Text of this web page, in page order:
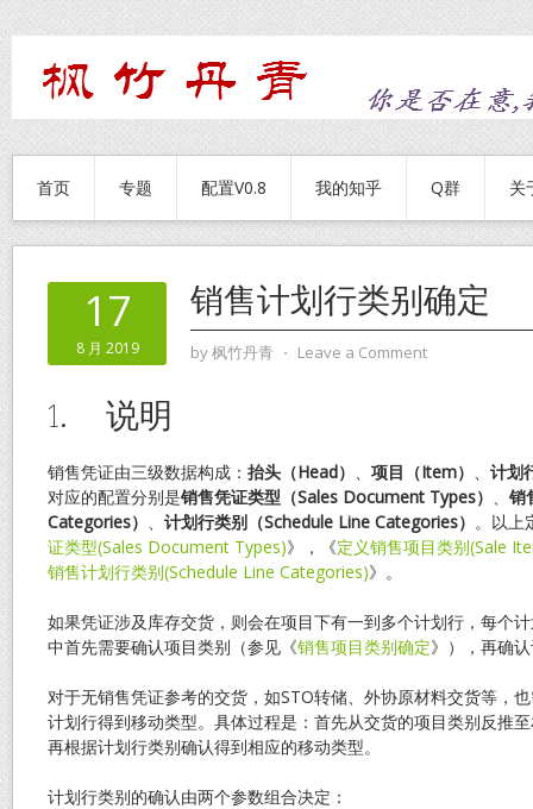
首页 专题 配置V0.8 我的知乎 Q群 关
17
8 月 2019
销售计划行类别确定
by枫竹丹青 ⋅ Leave a Comment
1. 说明
销售凭证由三级数据构成： 抬头（Head） 、 项目（Item） 、 计划
对应的配置分别是销售凭证类型（Sales Document Types） 、 销
Categories） 、 计划行类别（Schedule Line Categories） 。以上
证类型(Sales Document Types)》，《定义销售项目类别(Sale
销售计划行类别(Schedule Line Categories)》。
如果凭证涉及库存交货，则会在项目下有一到多个计划行，每个
中首先需要确认项目类别（参见《销售项目类别确定》），再确
对于无销售凭证参考的交货，如STO转储、外协原材料交货等，
计划行得到移动类型。具体过程是：首先从交货的项目类别反推
再根据计划行类别确认得到相应的移动类型。
计划行类别的确认由两个参数组合决定：